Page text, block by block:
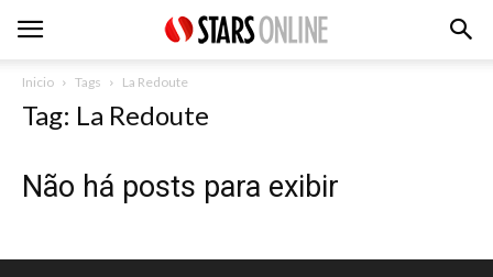
Inicio Tags La Redoute
Tag: La Redoute
Não há posts para exibir